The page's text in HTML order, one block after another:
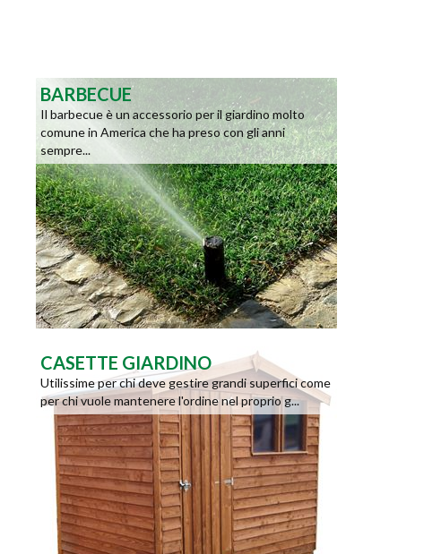
BARBECUE
Il barbecue è un accessorio per il giardino molto
comune in America che ha preso con gli anni
sempre...
CASETTE GIARDINO
Utilissime per chi deve gestire grandi superfici come
per chi vuole mantenere l'ordine nel proprio g...